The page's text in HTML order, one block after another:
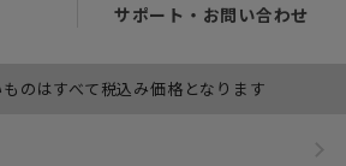
サポート・お問い合わせ
のはすべて税込み価格となります